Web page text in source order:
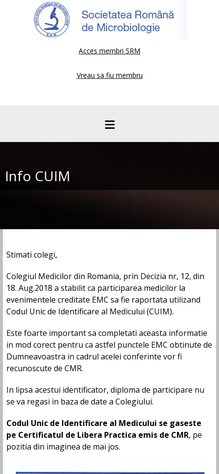
Acces membri SRM
Vreau sa fiu membru
≡
Info CUIM
Stimati colegi,
Colegiul Medicilor din Romania, prin Decizia nr, 12, din
18. Aug.2018 a stabilit ca participarea medicilor la
evenimentele creditate EMC sa fie raportata utilizand
Codul Unic de Identificare al Medicului (CUIM).
Este foarte important sa completati aceasta informatie
in mod corect pentru ca astfel punctele EMC obtinute de
Dumneavoastra in cadrul acelei conferinte vor fi
recunoscute de CMR.
In lipsa acestui identificator, diploma de participare nu
se va regasi in baza de date a Colegiului.
Codul Unic de Identificare al Medicului se gaseste
pe Certificatul de Libera Practica emis de CMR, pe
pozitia din imaginea de mai jos.